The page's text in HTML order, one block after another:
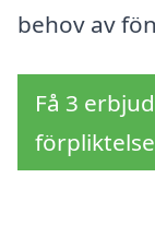
behov av
Få 3